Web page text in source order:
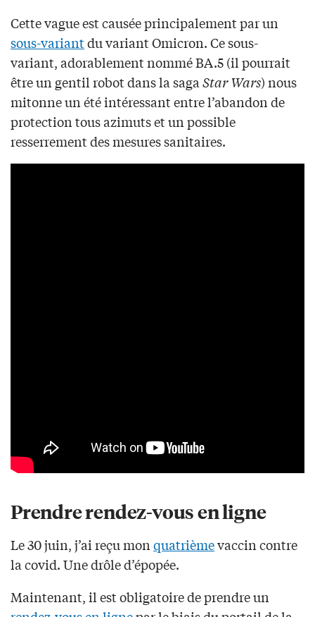
Cette vague est causée principalement par un
sous-variantdu variant Omicron. Ce sous-
variant, adorablement nommé BA.5 (il pourrait
être un gentil robot dans la saga Star Wars) nous
mitonne un été intéressant entre l’abandon de
protection tous azimuts et un possible
resserrement des mesures sanitaires.
Prendre rendez-vous en ligne
Le 30 juin, j’ai reçu monquatrièmevaccin contre
la covid. Une drôle d’épopée.
Maintenant, il est obligatoire de prendre un